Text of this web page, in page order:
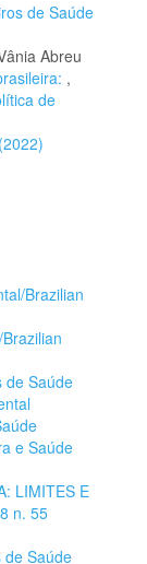
de Saúde
Abreu
,
de
Brazilian
de Saúde
e Saúde
LIMITES E
n. 55
de Saúde